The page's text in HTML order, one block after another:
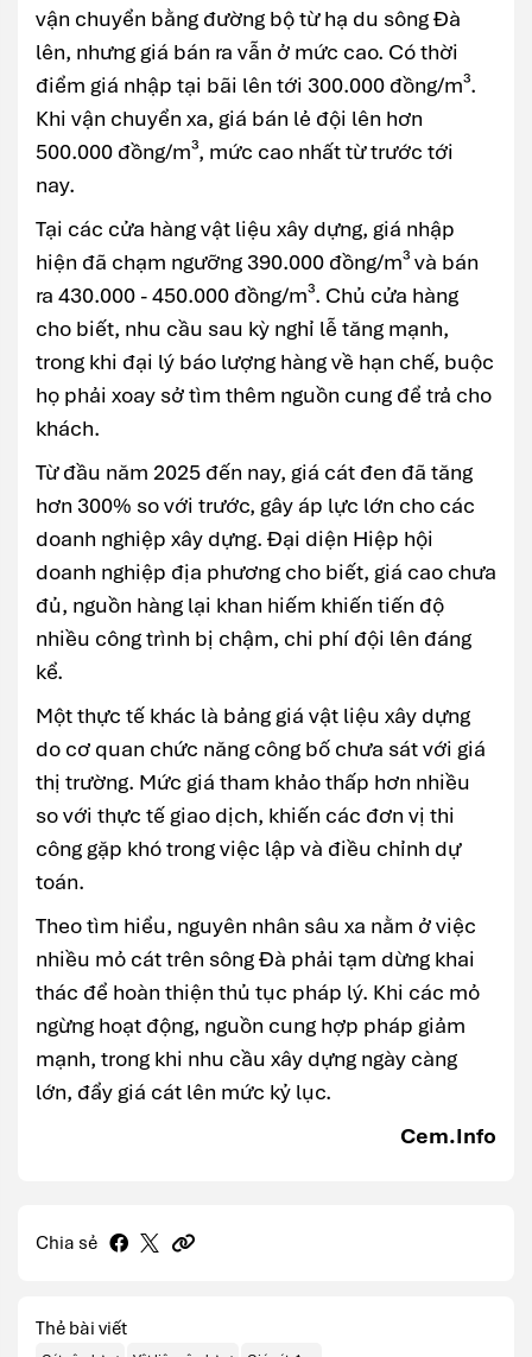
vận chuyển bằng đường bộ từ hạ du sông Đà
lên, nhưng giá bán ra vẫn ở mức cao. Có thời
điểm giá nhập tại bãi lên tới 300.000 đồng/m³.
Khi vận chuyển xa, giá bán lẻ đội lên hơn
500.000 đồng/m³, mức cao nhất từ trước tới
nay.
Tại các cửa hàng vật liệu xây dựng, giá nhập
hiện đã chạm ngưỡng 390.000 đồng/m³ và bán
ra 430.000 - 450.000 đồng/m³. Chủ cửa hàng
cho biết, nhu cầu sau kỳ nghỉ lễ tăng mạnh,
trong khi đại lý báo lượng hàng về hạn chế, buộc
họ phải xoay sở tìm thêm nguồn cung để trả cho
khách.
Từ đầu năm 2025 đến nay, giá cát đen đã tăng
hơn 300% so với trước, gây áp lực lớn cho các
doanh nghiệp xây dựng. Đại diện Hiệp hội
doanh nghiệp địa phương cho biết, giá cao chưa
đủ, nguồn hàng lại khan hiếm khiến tiến độ
nhiều công trình bị chậm, chi phí đội lên đáng
kể.
Một thực tế khác là bảng giá vật liệu xây dựng
do cơ quan chức năng công bố chưa sát với giá
thị trường. Mức giá tham khảo thấp hơn nhiều
so với thực tế giao dịch, khiến các đơn vị thi
công gặp khó trong việc lập và điều chỉnh dự
toán.
Theo tìm hiểu, nguyên nhân sâu xa nằm ở việc
nhiều mỏ cát trên sông Đà phải tạm dừng khai
thác để hoàn thiện thủ tục pháp lý. Khi các mỏ
ngừng hoạt động, nguồn cung hợp pháp giảm
mạnh, trong khi nhu cầu xây dựng ngày càng
lớn, đẩy giá cát lên mức kỷ lục.
Cem.Info
Chia sẻ
Thẻ bài viết